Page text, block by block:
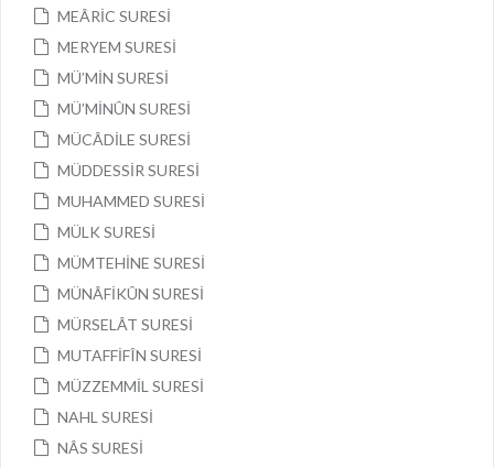
MEÂRİC SURESİ
MERYEM SURESİ
MÜ’MİN SURESİ
MÜ’MİNÛN SURESİ
MÜCÂDİLE SURESİ
MÜDDESSİR SURESİ
MUHAMMED SURESİ
MÜLK SURESİ
MÜMTEHİNE SURESİ
MÜNÂFİKÛN SURESİ
MÜRSELÂT SURESİ
MUTAFFİFÎN SURESİ
MÜZZEMMİL SURESİ
NAHL SURESİ
NÂS SURESİ